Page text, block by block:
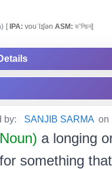
[IPA: voʊˈlɪʃən ASM: ভ’লিচন]
by: SANJIB SARMA on
a longing
something